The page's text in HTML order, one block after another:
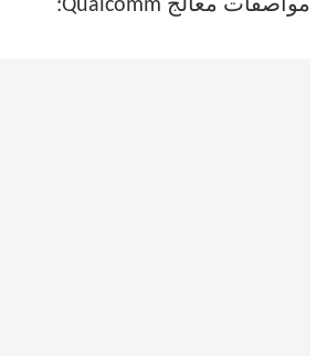
مواصفات معالج Qualcomm: